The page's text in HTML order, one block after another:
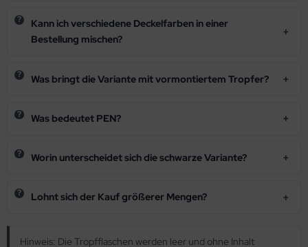
Kann ich verschiedene Deckelfarben in einer
Bestellung mischen?
Was bringt die Variante mit vormontiertem Tropfer?
Was bedeutet PEN?
Worin unterscheidet sich die schwarze Variante?
Lohnt sich der Kauf größerer Mengen?
Hinweis: Die Tropfflaschen werden leer und ohne Inhalt